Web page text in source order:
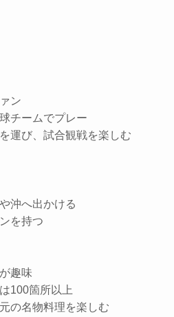
ン
チームでプレー
運び、試合観戦を楽しむ
沖へ出かける
を持つ
趣味
100箇所以上
の名物料理を楽しむ